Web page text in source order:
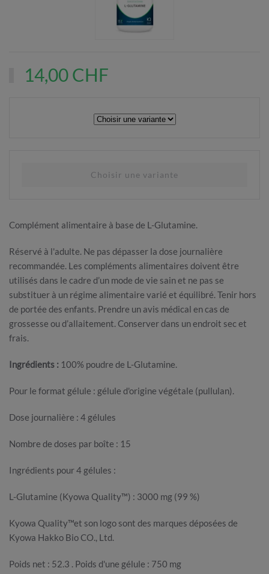
14,00 CHF
Complément alimentaire à base de L-Glutamine.
Réservé à l'adulte. Ne pas dépasser la dose journalière
recommandée. Les compléments alimentaires doivent être
utilisés dans le cadre d’un mode de vie sain et ne pas se
substituer à un régime alimentaire varié et équilibré. Tenir hors
de portée des enfants. Prendre un avis médical en cas de
grossesse ou d’allaitement. Conserver dans un endroit sec et
frais.
Ingrédients : 100% poudre de L-Glutamine.
Pour le format gélule : gélule d'origine végétale (pullulan).
Dose journalière : 4 gélules
Nombre de doses par boîte : 15
Ingrédients pour 4 gélules :
L-Glutamine (Kyowa Quality™) : 3000 mg (99 %)
Kyowa Quality™et son logo sont des marques déposées de
Kyowa Hakko Bio CO., Ltd.
Poids net : 52.3 . Poids d'une gélule : 750 mg